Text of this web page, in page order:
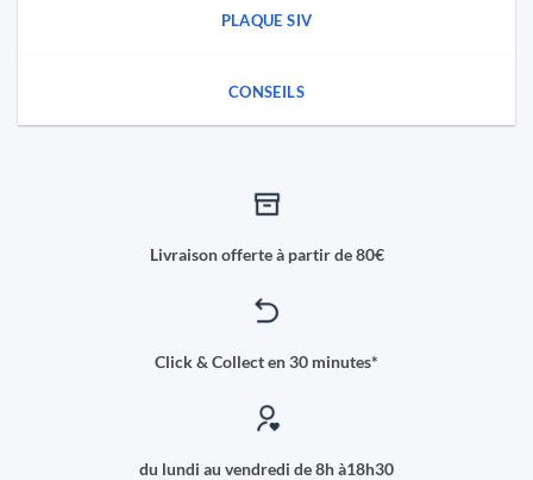
PLAQUE SIV
CONSEILS
Livraison offerte à partir de 80€
Click & Collect en 30 minutes*
du lundi au vendredi de 8h à18h30